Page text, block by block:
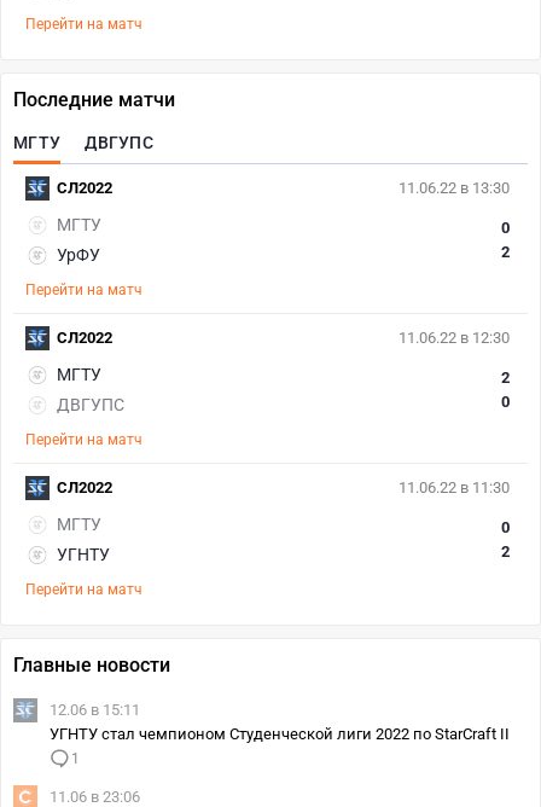
Перейти на матч
Последние матчи
МГТУ ДВГУПС
11.06.22 в 13:30
МГТУ
УрФУ
0
2
Перейти на матч
СЛ2022
11.06.22 в 12:30
МГТУ
ДВГУПС
2
0
Перейти на матч
СЛ2022
11.06.22 в 11:30
МГТУ
УГНТУ
0
2
Перейти на матч
СЛ2022
Главные новости
12.06 в 15:11
УГНТУ стал чемпионом Студенческой лиги 2022 по StarCraft II
1
11.06 в 23:06